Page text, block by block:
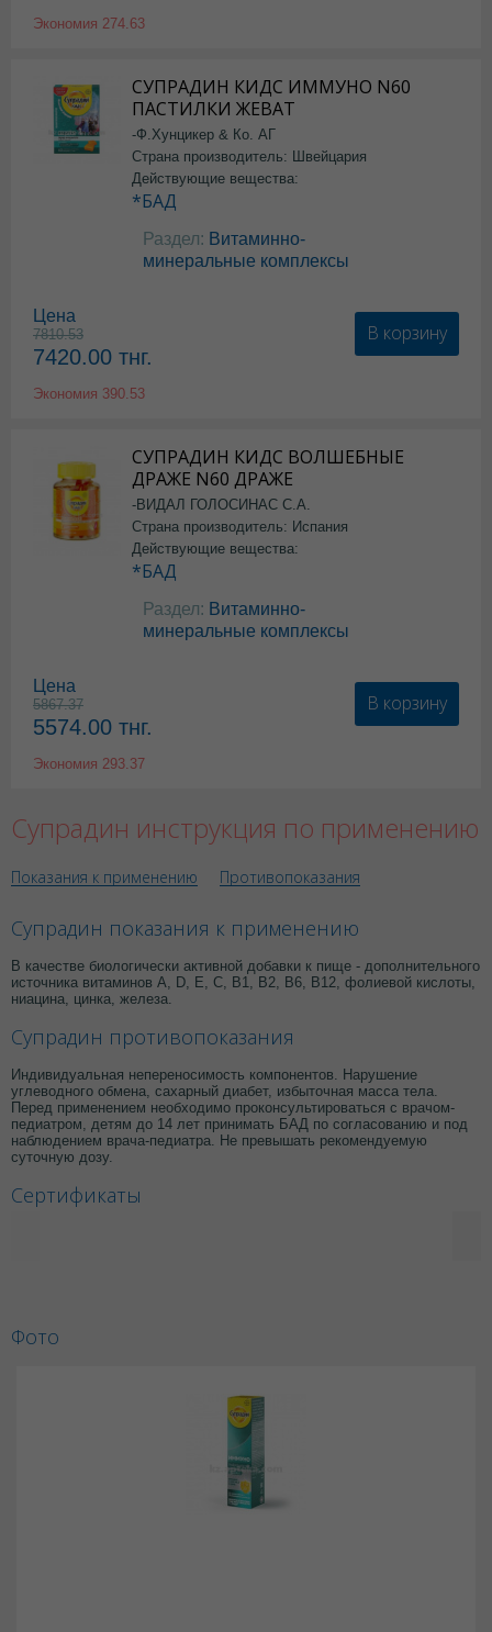
Экономия 274.63
СУПРАДИН КИДС ИММУНО N60
ПАСТИЛКИ ЖЕВАТ
-Ф.Хунцикер & Ко. АГ
Страна производитель: Швейцария
Действующие вещества:
*БАД
Раздел: Витаминно-
минеральные комплексы
Цена
7810.53
7420.00 тнг.
Экономия 390.53
В корзину
СУПРАДИН КИДС ВОЛШЕБНЫЕ
ДРАЖЕ N60 ДРАЖЕ
-ВИДАЛ ГОЛОСИНАС С.А.
Страна производитель: Испания
Действующие вещества:
*БАД
Раздел: Витаминно-
минеральные комплексы
Цена
5867.37
5574.00 тнг.
Экономия 293.37
В корзину
Супрадин инструкция по применению
Показания к применению Противопоказания
Супрадин показания к применению
В качестве биологически активной добавки к пище - дополнительного
источника витаминов А, D, Е, С, B1, B2, В6, В12, фолиевой кислоты,
ниацина, цинка, железа.
Супрадин противопоказания
Индивидуальная непереносимость компонентов. Нарушение
углеводного обмена, сахарный диабет, избыточная масса тела.
Перед применением необходимо проконсультироваться с врачом-
педиатром, детям до 14 лет принимать БАД по согласованию и под
наблюдением врача-педиатра. Не превышать рекомендуемую
суточную дозу.
Сертификаты
Фото